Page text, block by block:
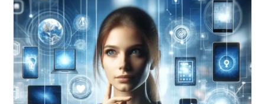
Strong
Sport
Fotografie
Health
Blogger
Female
Model
Athlete
Diplom
Fitness